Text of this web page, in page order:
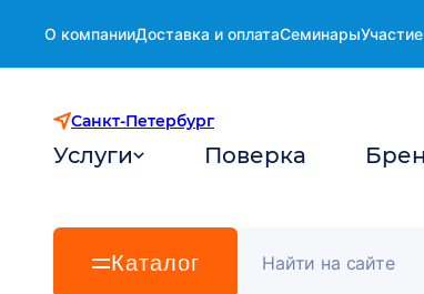
О компанииДоставка и оплатаСеминары
Санкт-Петербург
Услуги Поверка
Каталог